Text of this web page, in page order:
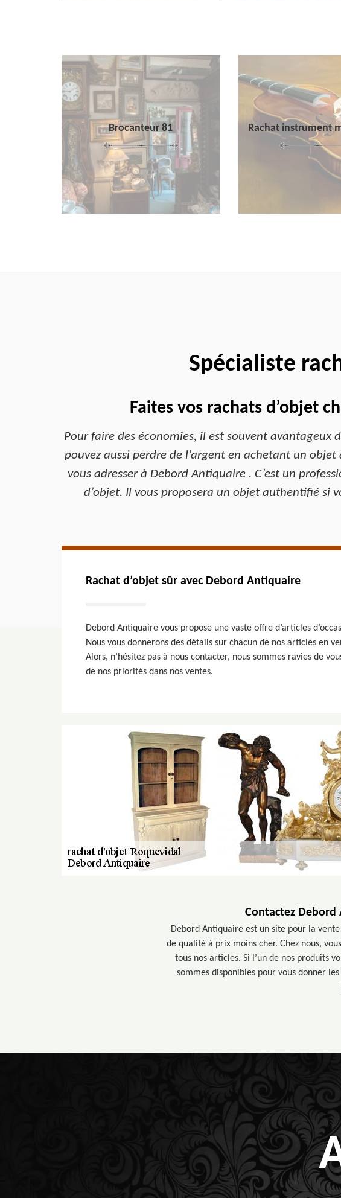
Brocanteur 81 Rachat instrument
Spécialiste
Faites vos rachats d’objet
Pour faire des économies, il est souvent avantageux
pouvez aussi perdre de l’argent en achetant un
vous adresser à Debord Antiquaire . C’est un
d’objet. Il vous proposera un objet authentifié si
Rachat d’objet sûr avec Debord Antiquaire
Debord Antiquaire vous propose une vaste offre d’articles
Nous vous donnerons des détails sur chacun de nos articles en
Alors, n’hésitez pas à nous contacter, nous sommes ravies de
de nos priorités dans nos ventes.
Contactez Debord
Debord Antiquaire est un site pour la
de qualité à prix moins cher. Chez nous,
tous nos articles. Si l’un de nos produits
sommes disponibles pour vous donner